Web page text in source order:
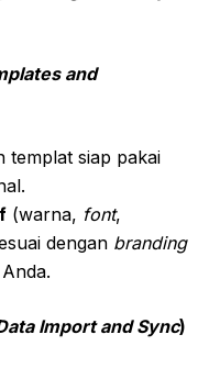
and
templat siap pakai
(warna, font,
dengan branding
Import and Sync)